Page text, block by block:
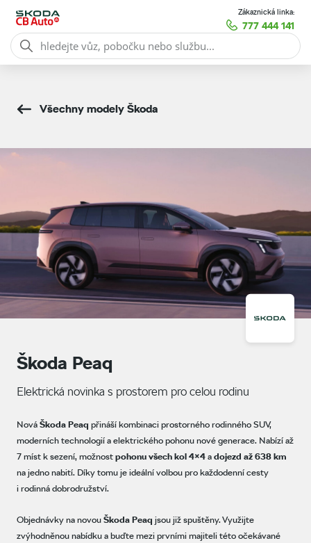
Zákaznická linka:
777 444 141
Všechny modely Škoda
Škoda Peaq
Elektrická novinka s prostorem pro celou rodinu
NováŠkoda Peaq přináší kombinaci prostorného rodinného SUV,
moderních technologií a elektrického pohonu nové generace. Nabízí až
7 míst k sezení, možnostpohonu všech kol 4×4adojezd až 638 km
na jedno nabití. Díky tomu je ideální volbou pro každodenní cesty
i rodinná dobrodružství.
Objednávky na novouŠkoda Peaq jsou již spuštěny. Využijte
zvýhodněnou nabídku a buďte mezi prvními majiteli této očekávané